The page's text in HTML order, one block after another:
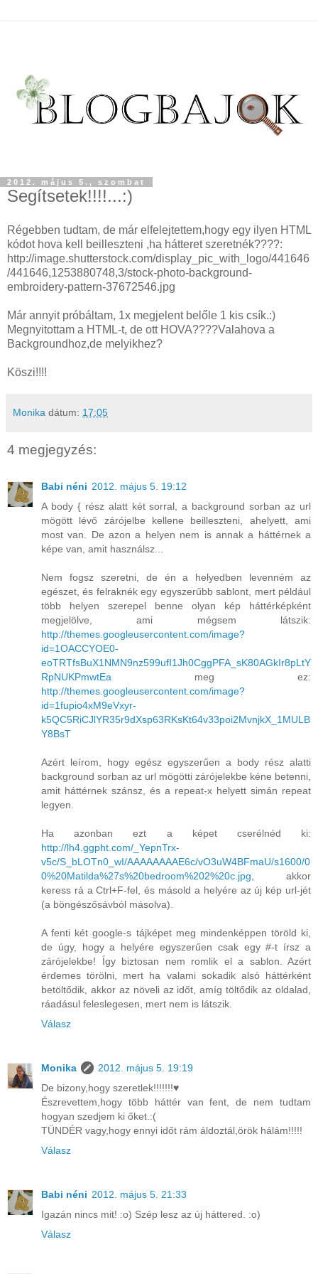
2012. május 5., szombat
Segítsetek!!!!...:)
Régebben tudtam, de már elfelejtettem,hogy egy ilyen HTML
kódot hova kell beilleszteni ,ha hátteret szeretnék????:
http://image.shutterstock.com/display_pic_with_logo/441646
/441646,1253880748,3/stock-photo-background-
embroidery-pattern-37672546.jpg
Már annyit próbáltam, 1x megjelent belőle 1 kis csík.:)
Megnyitottam a HTML-t, de ott HOVA????Valahova a
Backgroundhoz,de melyikhez?
Köszi!!!!
Monika dátum: 17:05
4 megjegyzés:
Babi néni 2012. május 5. 19:12
A body { rész alatt két sorral, a background sorban az url
mögött lévő zárójelbe kellene beilleszteni, ahelyett, ami
most van. De azon a helyen nem is annak a háttérnek a
képe van, amit használsz...
Nem fogsz szeretni, de én a helyedben levenném az
egészet, és felraknék egy egyszerűbb sablont, mert például
több helyen szerepel benne olyan kép háttérképként
megjelölve, ami mégsem látszik:
http://themes.googleusercontent.com/image?
id=1OACCYOE0-
eoTRTfsBuX1NMN9nz599ufI1Jh0CggPFA_sK80AGkIr8pLtY
RpNUKPmwtEa meg ez:
http://themes.googleusercontent.com/image?
id=1fupio4xM9eVxyr-
k5QC5RiCJlYR35r9dXsp63RKsKt64v33poi2MvnjkX_1MULB
Y8BsT
Azért leírom, hogy egész egyszerűen a body rész alatti
background sorban az url mögötti zárójelekbe kéne betenni,
amit háttérnek szánsz, és a repeat-x helyett simán repeat
legyen.
Ha azonban ezt a képet cserélnéd ki:
http://lh4.ggpht.com/_YepnTrx-
v5c/S_bLOTn0_wI/AAAAAAAAE6c/vO3uW4BFmaU/s1600/0
0%20Matilda%27s%20bedroom%202%20c.jpg , akkor
keress rá a Ctrl+F-fel, és másold a helyére az új kép url-jét
(a böngészősávból másolva).
A fenti két google-s tájképet meg mindenképpen töröld ki,
de úgy, hogy a helyére egyszerűen csak egy #-t írsz a
zárójelekbe! Így biztosan nem romlik el a sablon. Azért
érdemes törölni, mert ha valami sokadik alsó háttérként
betöltődik, akkor az növeli az időt, amíg töltődik az oldalad,
ráadásul feleslegesen, mert nem is látszik.
Válasz
Monika
2012. május 5. 19:19
De bizony,hogy szeretlek!!!!!!!♥
Észrevettem,hogy több háttér van fent, de nem tudtam
hogyan szedjem ki őket.:(
TÜNDÉR vagy,hogy ennyi időt rám áldoztál,örök hálám!!!!!
Válasz
Babi néni 2012. május 5. 21:33
Igazán nincs mit! :o) Szép lesz az új háttered. :o)
Válasz